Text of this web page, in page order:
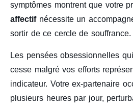
symptômes montrent que votre
affectifnécessite un
sortir de ce cercle de souffrance.
Les pensées obsessionnelles
cesse malgré vos efforts
indicateur. Votre ex-partenaire
plusieurs heures par jour,